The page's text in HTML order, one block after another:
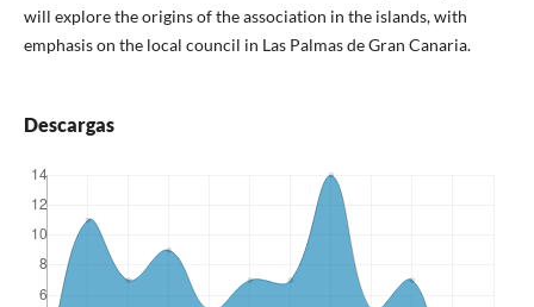
will explore the origins of the association in the islands, with
emphasis on the local council in Las Palmas de Gran Canaria.
Descargas